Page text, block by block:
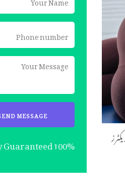
100% Privacy Guaranteed